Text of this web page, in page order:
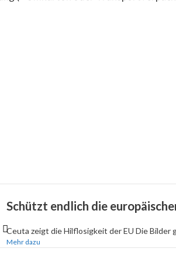
Schützt endlich die
Ceuta zeigt die Hilflosigkeit der EU Die Bilder
Mehr dazu